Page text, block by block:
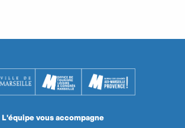
L'équipe vous accompagne